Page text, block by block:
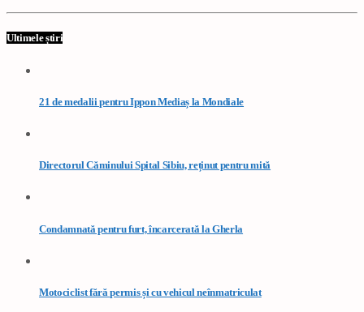
Ultimele știri
21 de medalii pentru Ippon Mediaș la Mondiale
Directorul Căminului Spital Sibiu, reținut pentru mită
Condamnată pentru furt, încarcerată la Gherla
Motociclist fără permis și cu vehicul neînmatriculat